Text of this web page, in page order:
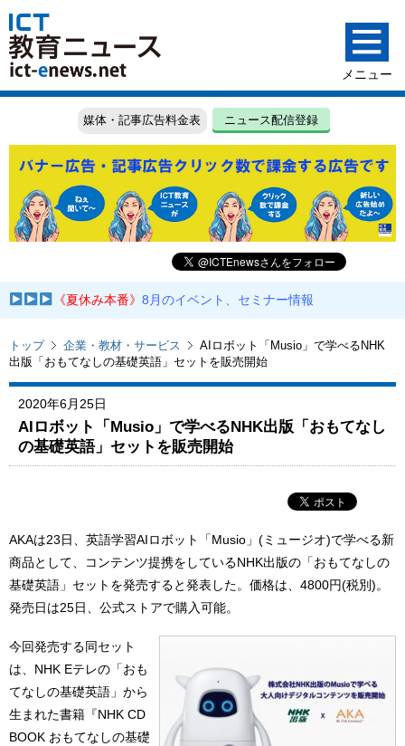
媒体・記事広告料金表 ニュース配信登録
《夏休み本番》8月のイベント、セミナー情報
トップ 企業・教材・サービス
AIロボット「Musio」で学べるNHK
出版「おもてなしの基礎英語」セットを販売開始
2020年6月25日
AIロボット「Musio」で学べるNHK出版「おもてなし
の基礎英語」セットを販売開始
AKAは23日、英語学習AIロボット「Musio」(ミュージオ)で学べる新
商品として、コンテンツ提携をしているNHK出版の「おもてなしの
基礎英語」セットを発売すると発表した。価格は、4800円(税別)。
発売日は25日、公式ストアで購入可能。
今回発売する同セット
は、NHK Eテレの「おも
てなしの基礎英語」から
生まれた書籍『NHK CD
BOOK おもてなしの基礎